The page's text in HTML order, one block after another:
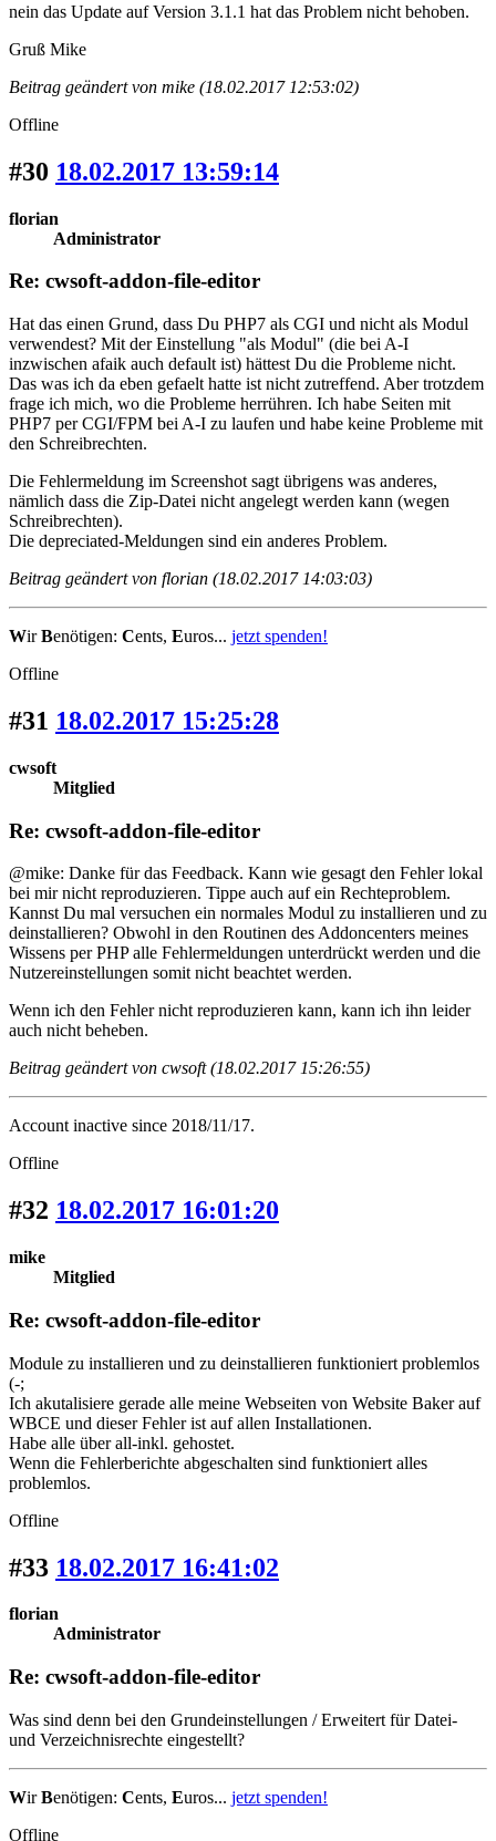
nein das Update auf Version 3.1.1 hat das Problem nicht behoben.
Gruß Mike
Beitrag geändert von mike (18.02.2017 12:53:02)
Offline
#30 18.02.2017 13:59:14
florian
Administrator
Re: cwsoft-addon-file-editor
Hat das einen Grund, dass Du PHP7 als CGI und nicht als Modul
verwendest? Mit der Einstellung "als Modul" (die bei A-I
inzwischen afaik auch default ist) hättest Du die Probleme nicht.
Das was ich da eben gefaelt hatte ist nicht zutreffend. Aber trotzdem
frage ich mich, wo die Probleme herrühren. Ich habe Seiten mit
PHP7 per CGI/FPM bei A-I zu laufen und habe keine Probleme mit
den Schreibrechten.
Die Fehlermeldung im Screenshot sagt übrigens was anderes,
nämlich dass die Zip-Datei nicht angelegt werden kann (wegen
Schreibrechten).
Die depreciated-Meldungen sind ein anderes Problem.
Beitrag geändert von florian (18.02.2017 14:03:03)
WirBenötigen: Cents, Euros... jetzt spenden!
Offline
#31 18.02.2017 15:25:28
cwsoft
Mitglied
Re: cwsoft-addon-file-editor
@mike: Danke für das Feedback. Kann wie gesagt den Fehler lokal
bei mir nicht reproduzieren. Tippe auch auf ein Rechteproblem.
Kannst Du mal versuchen ein normales Modul zu installieren und zu
deinstallieren? Obwohl in den Routinen des Addoncenters meines
Wissens per PHP alle Fehlermeldungen unterdrückt werden und die
Nutzereinstellungen somit nicht beachtet werden.
Wenn ich den Fehler nicht reproduzieren kann, kann ich ihn leider
auch nicht beheben.
Beitrag geändert von cwsoft (18.02.2017 15:26:55)
Account inactive since 2018/11/17.
Offline
#32 18.02.2017 16:01:20
mike
Mitglied
Re: cwsoft-addon-file-editor
Module zu installieren und zu deinstallieren funktioniert problemlos
(-;
Ich akutalisiere gerade alle meine Webseiten von Website Baker auf
WBCE und dieser Fehler ist auf allen Installationen.
Habe alle über all-inkl. gehostet.
Wenn die Fehlerberichte abgeschalten sind funktioniert alles
problemlos.
Offline
#33 18.02.2017 16:41:02
florian
Administrator
Re: cwsoft-addon-file-editor
Was sind denn bei den Grundeinstellungen / Erweitert für Datei-
und Verzeichnisrechte eingestellt?
WirBenötigen: Cents, Euros... jetzt spenden!
Offline